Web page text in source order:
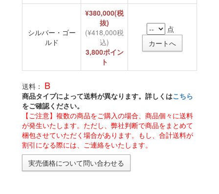
シルバー・ゴー
ルド
¥380,000(税
抜)
(¥418,000税
込)
3,800ポイン
ト
点
送料： B
商品タイプによって送料が異なります。詳しくはこちら
をご確認ください。
【ご注意】複数の商品をご購入の場合、商品個々に送料
が発生いたします。ただし、弊社判断で商品をまとめて
梱包させていただく場合があります。もし、合計送料が
割引になる際には、ご連絡をいたします。
実売価格について問い合わせる